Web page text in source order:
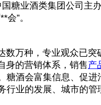
国糖业酒类集团公司主
”。
万种，专业观众已突
的营销体系，销售产
糖酒会富集信息、促
行业的发展、城市的